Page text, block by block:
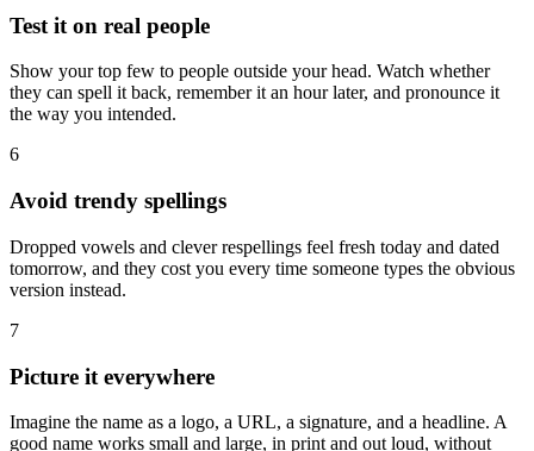
Test it on real people
Show your top few to people outside your head. Watch whether
they can spell it back, remember it an hour later, and pronounce it
the way you intended.
6
Avoid trendy spellings
Dropped vowels and clever respellings feel fresh today and dated
tomorrow, and they cost you every time someone types the obvious
version instead.
7
Picture it everywhere
Imagine the name as a logo, a URL, a signature, and a headline. A
good name works small and large, in print and out loud, without